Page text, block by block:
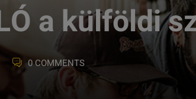
a külföldi
0 COMMENTS